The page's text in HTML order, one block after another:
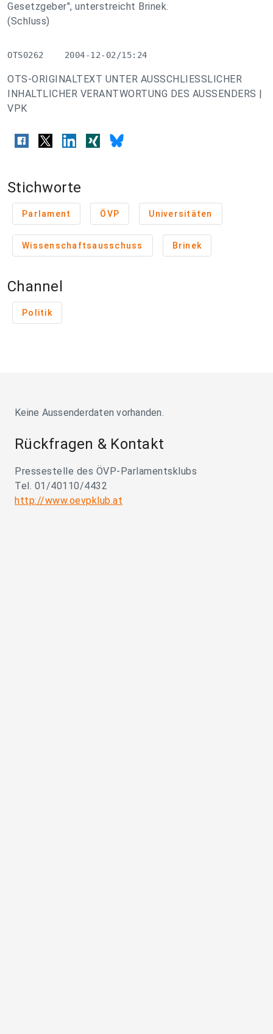
Gesetzgeber", unterstreicht Brinek.
(Schluss)
OTS0262    2004-12-02/15:24
OTS-ORIGINALTEXT UNTER AUSSCHLIESSLICHER
INHALTLICHER VERANTWORTUNG DES AUSSENDERS |
VPK
Stichworte
Parlament ÖVP Universitäten
Wissenschaftsausschuss Brinek
Channel
Politik
Keine Aussenderdaten vorhanden.
Rückfragen & Kontakt
Pressestelle des ÖVP-Parlamentsklubs
Tel. 01/40110/4432
http://www.oevpklub.at